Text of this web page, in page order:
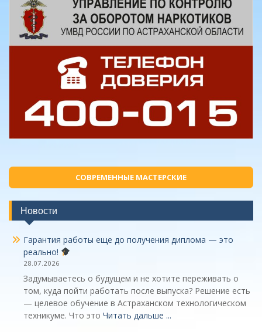
СОВРЕМЕННЫЕ МАСТЕРСКИЕ
Новости
Гарантия работы еще до получения диплома — это
реально!
28.07.2026
Задумываетесь о будущем и не хотите переживать о
том, куда пойти работать после выпуска? Решение есть
— целевое обучение в Астраханском технологическом
техникуме. Что это Читать дальше ...